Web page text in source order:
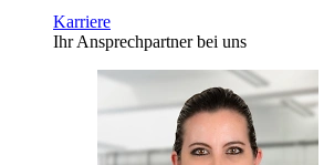
Karriere
Ihr Ansprechpartner bei uns